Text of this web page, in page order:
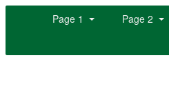
Page 1 Page 2